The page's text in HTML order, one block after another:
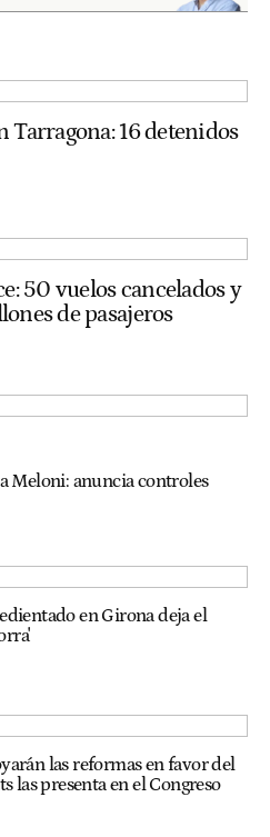
Tarragona: 16 detenidos
50 vuelos cancelados y
de pasajeros
Meloni: anuncia controles
en Girona deja el
las reformas en favor del
las presenta en el Congreso